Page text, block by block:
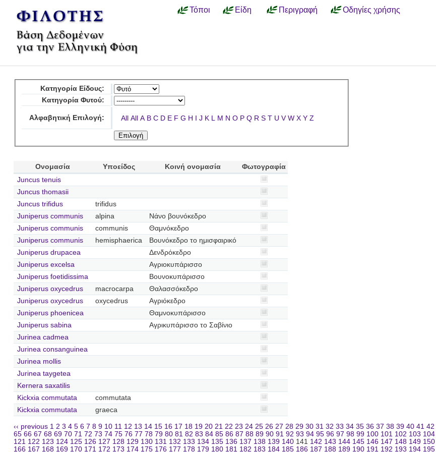
Τόποι Είδη Περιγραφή Οδηγίες χρήσης
Κατηγορία Είδους:
Κατηγορία Φυτού:
Αλφαβητική Επιλογή: All All A B C D E F G H I J K L M N O P Q R S T U V W X Y Z
Ονομασία Υποείδος Κοινή ονομασία
Φωτογραφία
Juncus tenuis
Juncus thomasii
Juncus trifidus
trifidus
Juniperus communis
alpina
Νάνο βουνόκεδρο
Juniperus communis
communis
Θαμνόκεδρο
Juniperus communis
hemisphaerica
Βουνόκεδρο το ημισφαιρικό
Juniperus drupacea
Δενδρόκεδρο
Juniperus excelsa
Αγριοκυπάρισσο
Juniperus foetidissima
Βουνοκυπάρισσο
Juniperus oxycedrus
macrocarpa
Θαλασσόκεδρο
Juniperus oxycedrus
oxycedrus
Αγριόκεδρο
Juniperus phoenicea
Θαμνοκυπάρισσο
Juniperus sabina
Αγρικυπάρισσο το Σαβίνιο
Jurinea cadmea
Jurinea consanguinea
Jurinea mollis
Jurinea taygetea
Kernera saxatilis
Kickxia commutata
commutata
Kickxia commutata
graeca
‹‹ previous 1 2 3 4 5 6 7 8 9 10 11 12 13 14 15 16 17 18 19 20 21 22 23 24 25 26 27 28 29 30 31 32 33 34 35 36 37 38 39 40 41 42
65 66 67 68 69 70 71 72 73 74 75 76 77 78 79 80 81 82 83 84 85 86 87 88 89 90 91 92 93 94 95 96 97 98 99 100 101 102 103 104
121 122 123 124 125 126 127 128 129 130 131 132 133 134 135 136 137 138 139 140 141 142 143 144 145 146 147 148 149 150
166 167 168 169 170 171 172 173 174 175 176 177 178 179 180 181 182 183 184 185 186 187 188 189 190 191 192 193 194 195